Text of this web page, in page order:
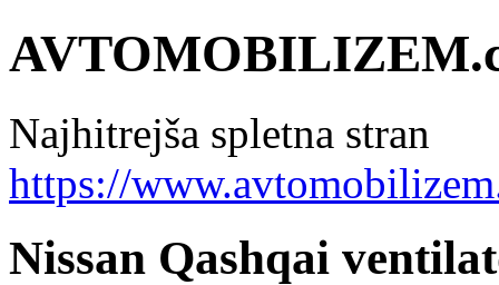
Najhitrejša spletna stran
https://
Nissan Qashqai